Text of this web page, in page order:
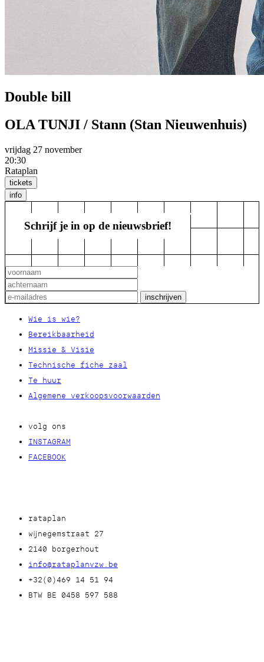
Double bill
OLA TUNJI / Stann (Stan Nieuwenhuis)
vrijdag 27 november
20:30
Rataplan
tickets
info
Schrijf je in op de nieuwsbrief!
Wie is wie?
Bereikbaarheid
Missie & Visie
Technische fiche zaal
Te huur
Algemene verkoopsvoorwaarden
volg ons
INSTAGRAM
FACEBOOK
rataplan
wijnegemstraat 27
2140 borgerhout
info@rataplanvzw.be
+32(0)469 14 51 94
BTW BE 0458 597 588